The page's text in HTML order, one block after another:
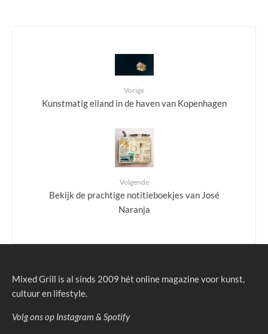
Vorige
Kunstmatig eiland in de haven van Kopenhagen
Volgende
Bekijk de prachtige notitieboekjes van José
Naranja
Mixed Grill is al sinds 2009 hét online magazine voor kunst,
cultuur en lifestyle.
Volg ons op Instagram & Spotify